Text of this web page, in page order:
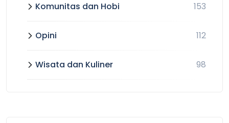
Komunitas dan Hobi 153
Opini 112
Wisata dan Kuliner 98